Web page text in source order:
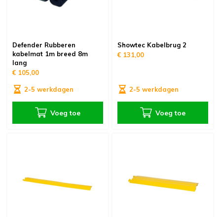
Defender Rubberen
kabelmat 1m breed 8m
lang
€ 105,00
2-5 werkdagen
Voeg toe
Showtec Kabelbrug 2
€ 131,00
2-5 werkdagen
Voeg toe